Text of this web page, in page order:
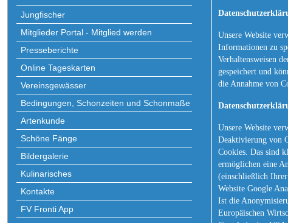
Jungfischer
Mitglieder Portal - Mitglied werden
Presseberichte
Online Tageskarten
Vereinsgewässer
Bedingungen, Schonzeiten und Schonmaße
Artenkunde
Schöne Fänge
Bildergalerie
Kulinarisches
Kontakte
FV Fronti App
Unsere Website
Informationen zu
Verhaltensweisen
gespeichert und
die Annahme von
Unsere Website
Deaktivierung von
Cookies. Das sind
ermöglichen eine
(einschließlich
Website Google
Ist die
Europäischen